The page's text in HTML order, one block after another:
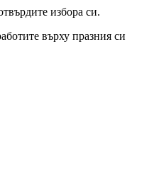
избора си.
върху празния си